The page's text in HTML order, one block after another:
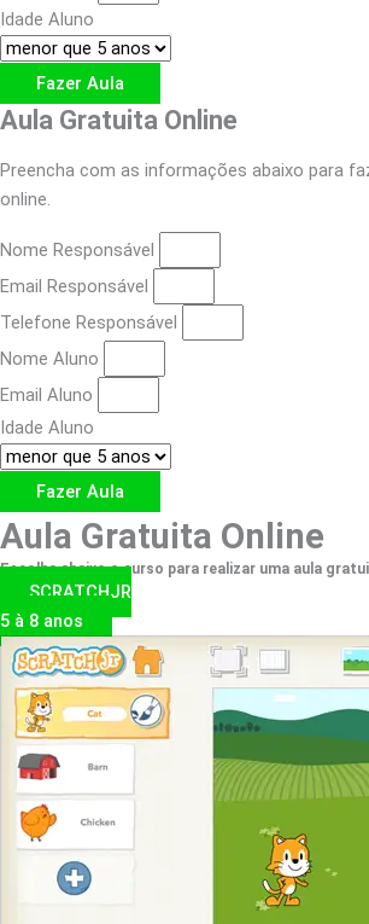
Idade Aluno
Fazer Aula
Aula Gratuita Online
Preencha com as informações abaixo para
online.
Nome Responsável
Email Responsável
Telefone Responsável
Nome Aluno
Email Aluno
Idade Aluno
Fazer Aula
Aula Gratuita Online
Escolha abaixo o curso para realizar uma aula
SCRATCHJR
5 à 8 anos